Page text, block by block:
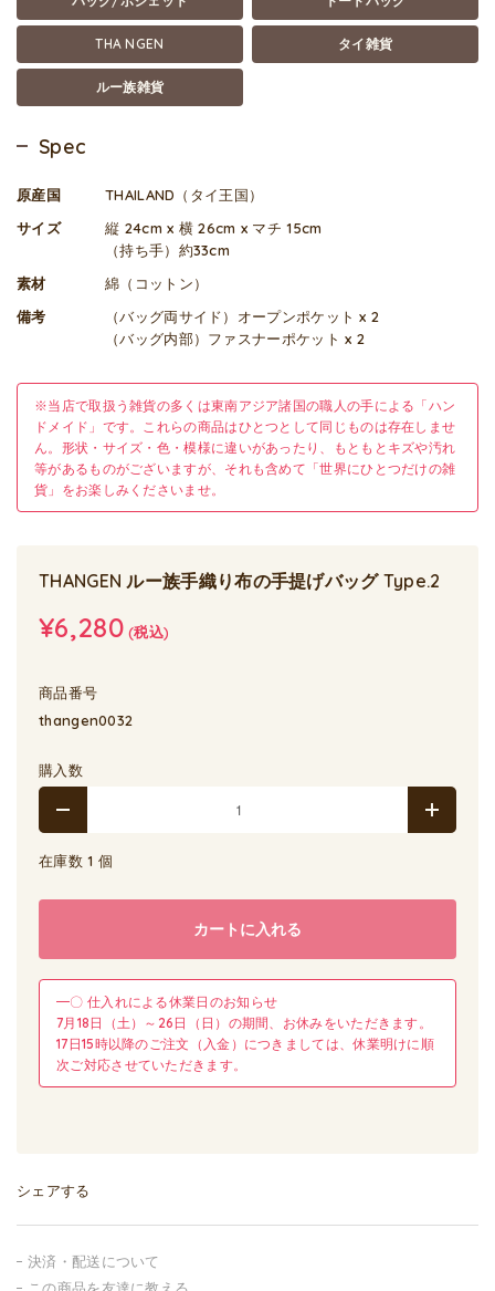
THA NGEN タイ雑貨
ルー族雑貨
Spec
原産国
THAILAND（タイ王国）
サイズ
縦 24cm x 横 26cm x マチ 15cm
（持ち手）約33cm
素材
綿（コットン）
備考
（バッグ両サイド）オープンポケット x 2
（バッグ内部）ファスナーポケット x 2
※当店で取扱う雑貨の多くは東南アジア諸国の職人の手による「ハン
ドメイド」です。これらの商品はひとつとして同じものは存在しませ
ん。形状・サイズ・色・模様に違いがあったり、もともとキズや汚れ
等があるものがございますが、それも含めて「世界にひとつだけの雑
貨」をお楽しみくださいませ。
THANGEN ルー族手織り布の手提げバッグ Type.2
¥6,280(税込)
商品番号
thangen0032
購入数
在庫数 1 個
カートに入れる
━〇 仕入れによる休業日のお知らせ
7月18日（土）～26日（日）の期間、お休みをいただきます。
17日15時以降のご注文（入金）につきましては、休業明けに順
次ご対応させていただきます。
シェアする
決済・配送について